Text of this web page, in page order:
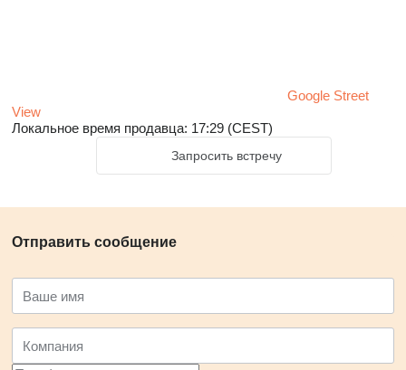
Google Street
View
Локальное время продавца: 17:29 (CEST)
Запросить встречу
Отправить сообщение